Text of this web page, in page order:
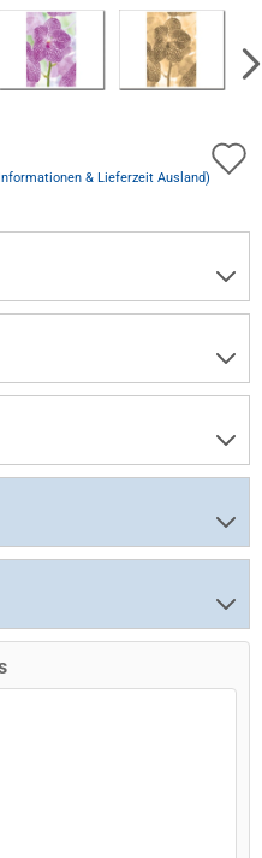
& Lieferzeit Ausland)